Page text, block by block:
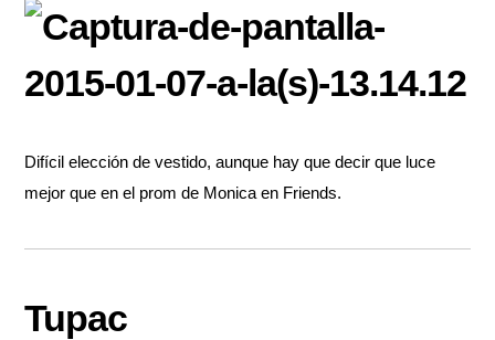
Difícil elección de vestido, aunque hay que decir que luce
mejor que en el prom de Monica en Friends.
Tupac